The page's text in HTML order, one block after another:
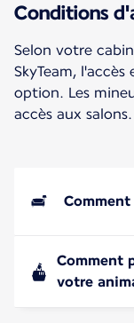
Conditions
Selon votre
SkyTeam,
option. Les
accès aux salons.
Comment
Comment
votre